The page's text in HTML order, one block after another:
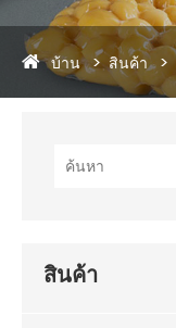
บ้าน สินค้า
สินค้า